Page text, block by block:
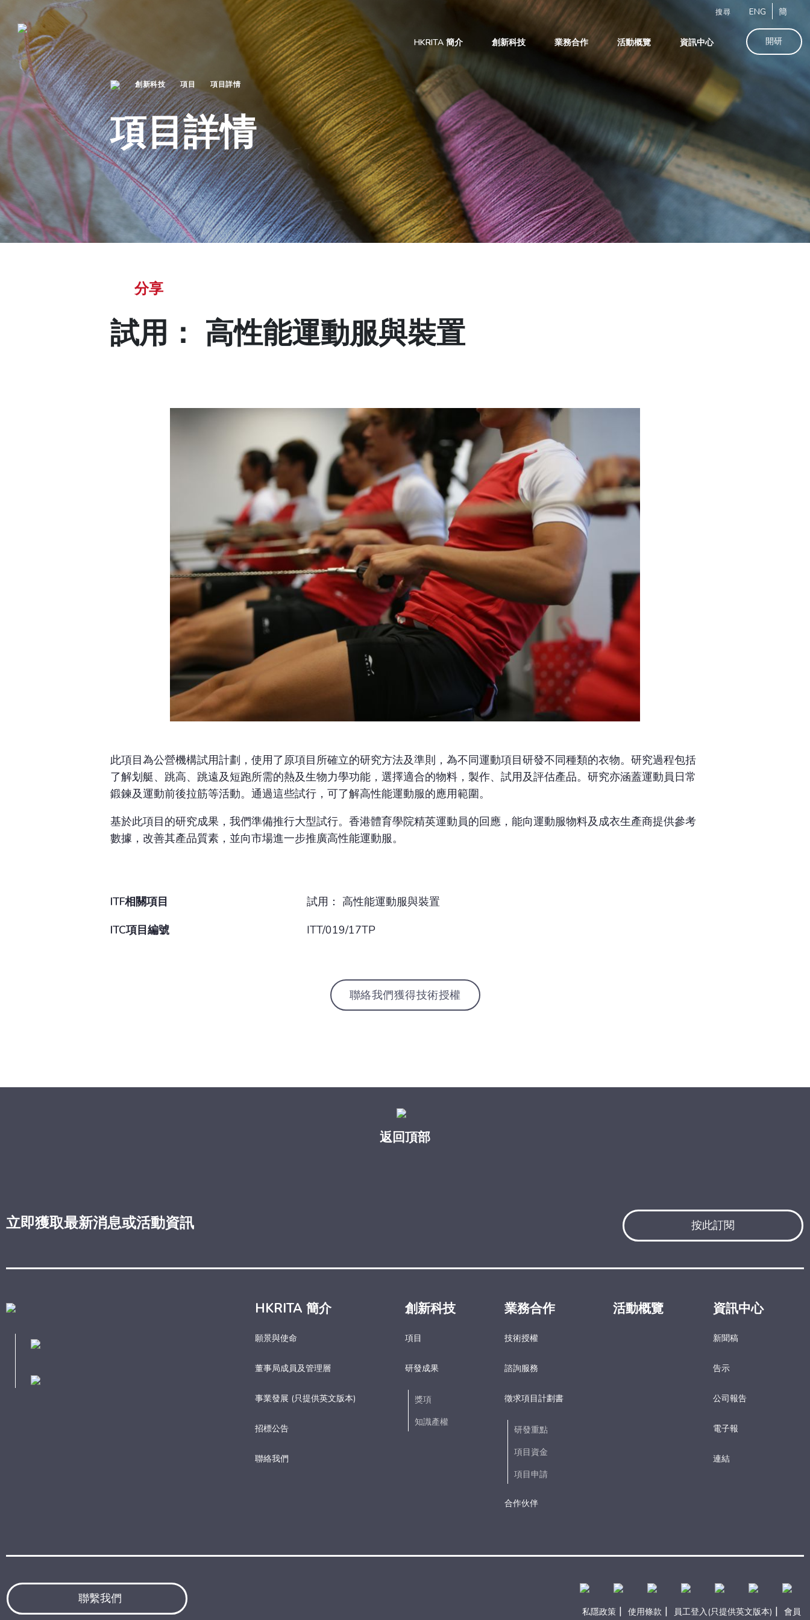
搜尋 ENG 簡
HKRITA 簡介 創新科技 業務合作 活動概覽 資訊中心 開研
創新科技 項目 項目詳情
項目詳情
分享
試用： 高性能運動服與裝置
此項目為公營機構試用計劃，使用了原項目所確立的研究方法及準則，為不同運動項目研發不同種類的衣物。研究過程包括
了解划艇、跳高、跳遠及短跑所需的熱及生物力學功能，選擇適合的物料，製作、試用及評估產品。研究亦涵蓋運動員日常
鍛鍊及運動前後拉筋等活動。通過這些試行，可了解高性能運動服的應用範圍。
基於此項目的研究成果，我們準備推行大型試行。香港體育學院精英運動員的回應，能向運動服物料及成衣生產商提供參考
數據，改善其產品質素，並向市場進一步推廣高性能運動服。
ITF相關項目
試用： 高性能運動服與裝置
ITC項目編號
ITT/019/17TP
聯絡我們獲得技術授權
返回頂部
立即獲取最新消息或活動資訊 按此訂閱
HKRITA 簡介
願景與使命
董事局成員及管理層
事業發展 (只提供英文版本)
招標公告
聯絡我們
創新科技
項目
研發成果
獎項
知識產權
業務合作
技術授權
諮詢服務
徵求項目計劃書
研發重點​
項目資金​
項目申請​
合作伙伴
活動概覽 資訊中心
新聞稿
告示
公司報告
電子報​
連結
聯繫我們
私隱政策 | 使用條款 | 員工登入(只提供英文版本) | 會員